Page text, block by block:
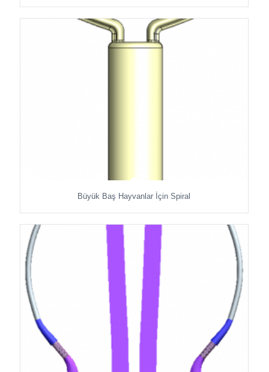
Büyük Baş Hayvanlar İçin Spiral